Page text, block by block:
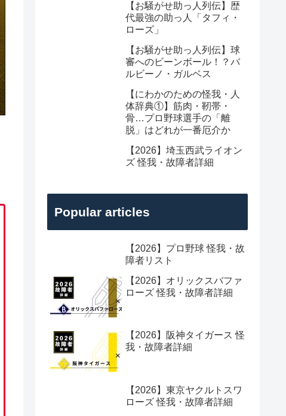
【お騒がせ助っ人列伝】歴
代最強の助っ人「タフィ・
ローズ」
【お騒がせ助っ人列伝】球
審へのビーンボール！？バ
ルビーノ・ガルベス
【にわかのための怪我・人
体辞典①】筋肉・靭帯・
骨…プロ野球選手の「離
脱」はどれが一番厄介か
【2026】埼玉西武ライオン
ズ 怪我・故障者詳細
Popular articles
【2026】プロ野球 怪我・故
障者リスト
【2026】オリックスバファ
ローズ 怪我・故障者詳細
【2026】阪神タイガース 怪
我・故障者詳細
【2026】東京ヤクルトスワ
ローズ 怪我・故障者詳細